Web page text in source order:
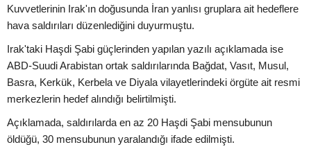
Kuvvetlerinin Irak'ın doğusunda İran yanlısı gruplara ait hedeflere
hava saldırıları düzenlediğini duyurmuştu.
Irak'taki Haşdi Şabi güçlerinden yapılan yazılı açıklamada ise
ABD-Suudi Arabistan ortak saldırılarında Bağdat, Vasıt, Musul,
Basra, Kerkük, Kerbela ve Diyala vilayetlerindeki örgüte ait resmi
merkezlerin hedef alındığı belirtilmişti.
Açıklamada, saldırılarda en az 20 Haşdi Şabi mensubunun
öldüğü, 30 mensubunun yaralandığı ifade edilmişti.